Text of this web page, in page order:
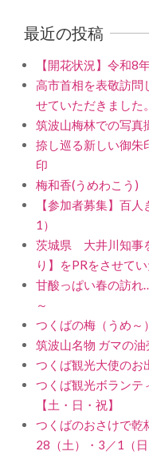
最近の投稿
【開花状況】令和8
高市首相を表敬訪問
せていただきました
筑波山梅林での写真
捺し巡る新しい御朱
印
梅和香(うめわこう)
【参加者募集】百
1）
茨城県 大井川知事
り】をPRをさせて
甘酸っぱい春の訪れ
～
つくばの梅（うめ
筑波山名物 ガマの油
つくば観光大使のお
つくば観光ボランテ
【土・日・祝】
つくばのおさけで乾
28（土）・3／1（日